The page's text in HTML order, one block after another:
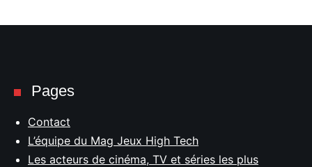
Pages
Contact
L’équipe du Mag Jeux High Tech
Les acteurs de cinéma, TV et séries les plus